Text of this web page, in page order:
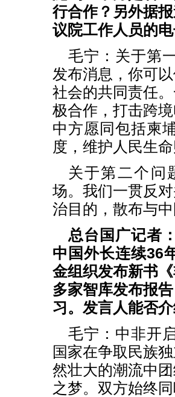
行合作？另外据
议院工作人员的
毛宁：关于第
发布消息，你可
社会的共同责任
极合作，打击跨
中方愿同包括柬
度，维护人民生
关于第二个问
场。我们一贯反
治目的，散布与
总台国广记者
中国外长连续36
金组织发布新书
多家智库发布报
习。发言人能否
毛宁：中非开
国家在争取民族
然壮大的潮流中
之梦。双方始终